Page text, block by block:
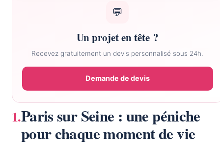
💬
Un projet en tête ?
Recevez gratuitement un devis personnalisé sous 24h.
Demande de devis
Paris sur Seine : une péniche
pour chaque moment de vie